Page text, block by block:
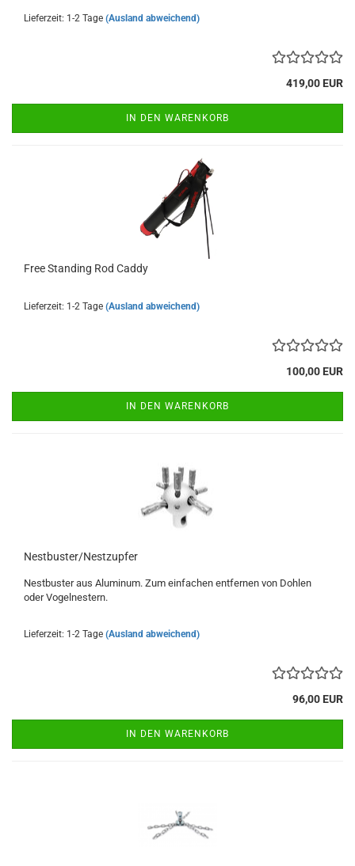
Lieferzeit: 1-2 Tage (Ausland abweichend)
419,00 EUR
IN DEN WARENKORB
Free Stan­ding Rod Caddy
Lieferzeit: 1-2 Tage (Ausland abweichend)
100,00 EUR
IN DEN WARENKORB
Nest­bus­ter/Nest­zup­fer
Nest­bus­ter aus Alu­mi­num. Zum ein­fa­chen ent­fer­nen von Doh­len
oder Vo­gel­nes­tern.
Lieferzeit: 1-2 Tage (Ausland abweichend)
96,00 EUR
IN DEN WARENKORB